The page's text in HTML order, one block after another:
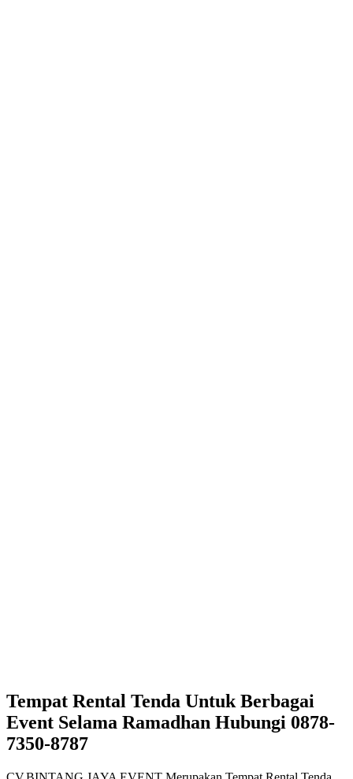
Tempat Rental Tenda Untuk Berbagai
Event Selama Ramadhan Hubungi 0878-
7350-8787